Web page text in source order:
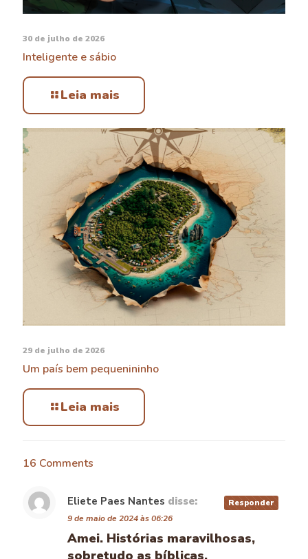
30 de julho de 2026
Inteligente e sábio
Leia mais
29 de julho de 2026
Um país bem pequenininho
Leia mais
16 Comments
Eliete Paes Nantes disse:
9 de maio de 2024 às 06:26
Amei. Histórias maravilhosas,
sobretudo as bíblicas.
Responder